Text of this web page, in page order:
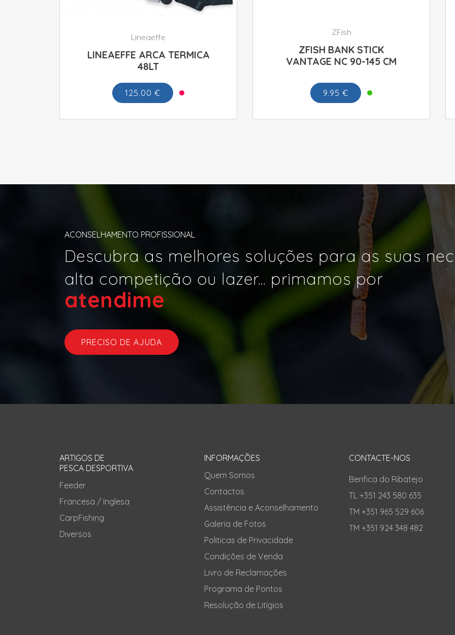
Lineaeffe
LINEAEFFE ARCA TERMICA
48LT
125.00 €
ZFish
ZFISH BANK STICK
VANTAGE NC 90-145 CM
9.95 €
ACONSELHAMENTO PROFISSIONAL
Descubra as melhores soluções para as suas
alta competição ou lazer... primamos por
ate|
PRECISO DE AJUDA
ARTIGOS DE
PESCA DESPORTIVA
Feeder
Francesa / Inglesa
CarpFishing
Diversos
INFORMAÇÕES
Quem Somos
Contactos
Assistência e Aconselhamento
Galeria de Fotos
Politicas de Privacidade
Condições de Venda
Livro de Reclamações
Programa de Pontos
Resolução de Litígios
CONTACTE-NOS
Benfica do Ribatejo
TL +351 243 580 635
TM +351 965 529 606
TM +351 924 348 482